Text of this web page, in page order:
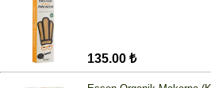
135.00 ₺